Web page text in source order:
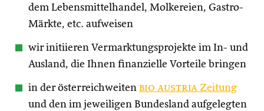
dem Lebensmittelhandel, Molkereien, Gastro-
Märkte, etc. aufweisen
wir initiieren Vermarktungsprojekte im In- und
Ausland, die Ihnen finanzielle Vorteile bringen
in der österreichweiten bio austria Zeitung
und den im jeweiligen Bundesland aufgelegten